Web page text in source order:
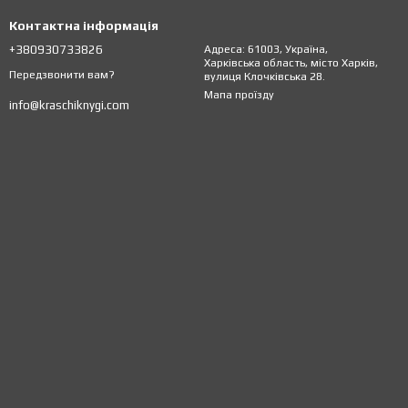
Контактна інформація
+380930733826
Передзвонити вам?
info@kraschiknygi.com
Адреса: 61003, Україна,
Харківська область, місто Харків,
вулиця Клочківська 28.
Мапа проїзду